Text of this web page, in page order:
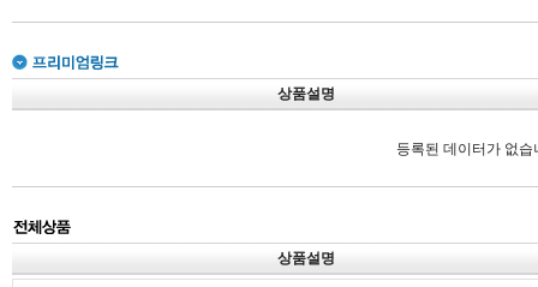
상품설명
등록된 데이터가 없습
상품설명